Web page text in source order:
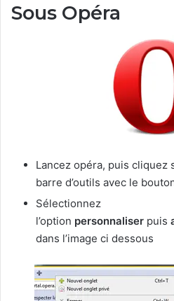
Sous Opéra
Lancez opéra, puis
barre d’outils avec le
Sélectionnez
l’option personnaliser puis
dans l’image ci dessous